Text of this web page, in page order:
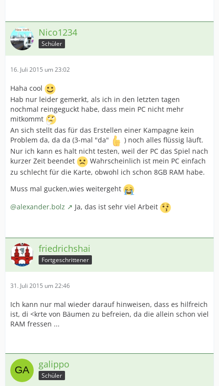
Nico1234
Schüler
16. Juli 2015 um 23:02
Haha cool
Hab nur leider gemerkt, als ich in den letzten tagen
nochmal reingeguckt habe, dass mein PC nicht mehr
mitkommt
An sich stellt das für das Erstellen einer Kampagne kein
Problem da, da da (3-mal "da"
) noch alles flüssig läuft.
Nur ich kann es halt nicht testen, weil der PC das Spiel nach
kurzer Zeit beendet
Wahrscheinlich ist mein PC einfach
zu schlecht für die Karte, obwohl ich schon 8GB RAM habe.
Muss mal gucken,wies weitergeht
@alexander.bolz
Ja, das ist sehr viel Arbeit
friedrichshai
Fortgeschrittener
31. Juli 2015 um 22:46
Ich kann nur mal wieder darauf hinweisen, dass es hilfreich
ist, di <krte von Bäumen zu befreien, da die allein schon viel
RAM fressen ...
galippo
Schüler